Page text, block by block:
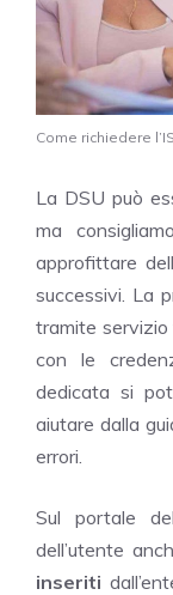
Come richiedere
La DSU può
ma
approfittare
successivi. La
tramite
con le
dedicata si
aiutare dalla
errori.
Sul portale
dell’utente
inseriti